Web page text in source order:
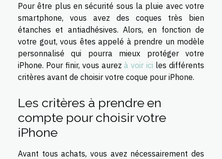
Pour être plus en sécurité sous la pluie avec votre
smartphone, vous avez des coques très bien
étanches et antiadhésives. Alors, en fonction de
votre gout, vous êtes appelé à prendre un modèle
personnalisé qui pourra mieux protéger votre
iPhone. Pour finir, vous aurezà voir ici les différents
critères avant de choisir votre coque pour iPhone.
Les critères à prendre en
compte pour choisir votre
iPhone
Avant tous achats, vous avez nécessairement des